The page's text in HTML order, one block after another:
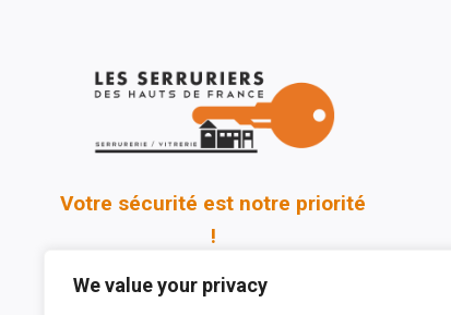
We value your privacy
Votre sécurité est notre priorité
!